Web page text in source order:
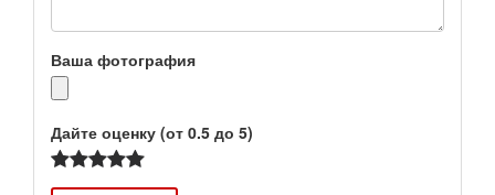
Ваша фотография
Дайте оценку (от 0.5 до 5)